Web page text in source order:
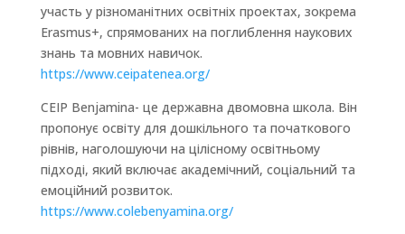
участь у різноманітних освітніх проектах, зокрема
Erasmus+, спрямованих на поглиблення наукових
знань та мовних навичок.
https://www.ceipatenea.org/
CEIP Benjamina- це державна двомовна школа. Він
пропонує освіту для дошкільного та початкового
рівнів, наголошуючи на цілісному освітньому
підході, який включає академічний, соціальний та
емоційний розвиток.
https://www.colebenyamina.org/